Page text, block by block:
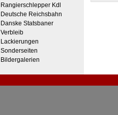
Rangierschlepper Kdl
Deutsche Reichsbahn
Danske Statsbaner
Verbleib
Lackierungen
Sonderseiten
Bildergalerien